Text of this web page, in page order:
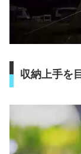
収納上手を